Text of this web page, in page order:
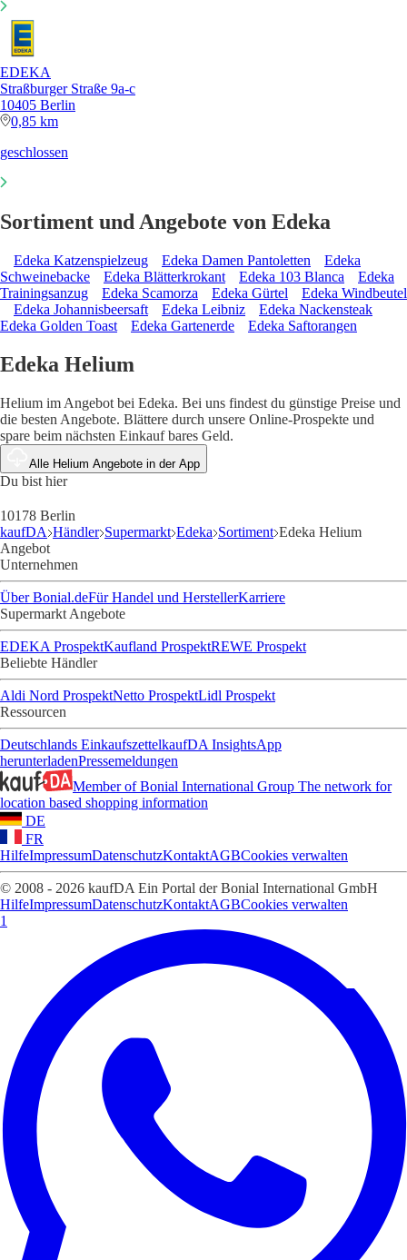
EDEKA
Straßburger Straße 9a-c
10405 Berlin
0,85 km
geschlossen
Sortiment und Angebote von Edeka
Edeka Katzenspielzeug Edeka Damen Pantoletten
Edeka
Schweinebacke
Edeka Blätterkrokant Edeka 103 Blanca
Edeka
Trainingsanzug
Edeka Scamorza Edeka Gürtel
Edeka Windbeutel
Edeka Johannisbeersaft
Edeka Leibniz
Edeka Nackensteak
Edeka Golden Toast
Edeka Gartenerde Edeka Saftorangen
Edeka Helium
Helium im Angebot bei Edeka. Bei uns findest du günstige Preise und
die besten Angebote. Blättere durch unsere Online-Prospekte und
spare beim nächsten Einkauf bares Geld.
Alle Helium Angebote in der App
Du bist hier
10178 Berlin
kaufDA Händler Supermarkt Edeka Sortiment Edeka Helium
Angebot
Unternehmen
Über Bonial.deFür Handel und HerstellerKarriere
Supermarkt Angebote
EDEKA ProspektKaufland ProspektREWE Prospekt
Beliebte Händler
Aldi Nord ProspektNetto ProspektLidl Prospekt
Ressourcen
Deutschlands EinkaufszettelkaufDA InsightsApp
herunterladenPressemeldungen
Member of Bonial International Group The network for
location based shopping information
DE
FR
HilfeImpressumDatenschutzKontaktAGBCookies verwalten
© 2008 - 2026 kaufDA Ein Portal der Bonial International GmbH
HilfeImpressumDatenschutzKontaktAGBCookies verwalten
1